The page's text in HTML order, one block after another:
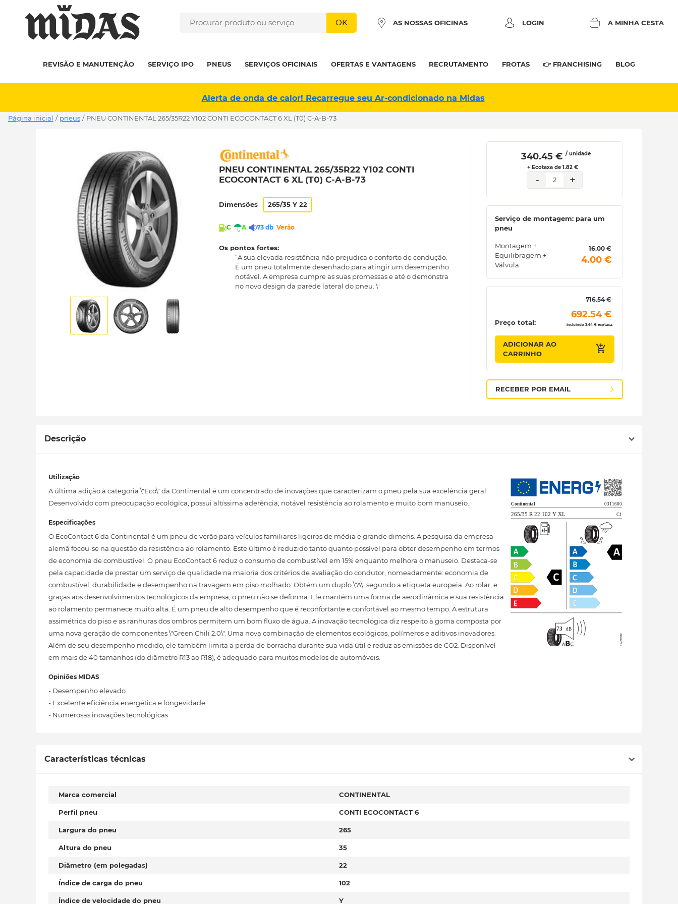
OK AS NOSSAS OFICINAS LOGIN A MINHA CESTA
REVISÃO E MANUTENÇÃO SERVIÇO IPO PNEUS SERVIÇOS OFICINAIS OFERTAS E VANTAGENS RECRUTAMENTO FROTAS 👉 FRANCHISING BLOG
Alerta de onda de calor! Recarregue seu Ar-condicionado na Midas
Página inicial / pneus / PNEU CONTINENTAL 265/35R22 Y102 CONTI ECOCONTACT 6 XL (T0) C-A-B-73
PNEU CONTINENTAL 265/35R22 Y102 CONTI
ECOCONTACT 6 XL (T0) C-A-B-73
Dimensões 265/35 Y 22
C A 73 db Verão
Os pontos fortes:
“A sua elevada resistência não prejudica o conforto de condução.
É um pneu totalmente desenhado para atingir um desempenho
notável. A empresa cumpre as suas promessas e até o demonstra
no novo design da parede lateral do pneu. \"
340.45 € / unidade
+ Ecotaxa de 1.82 €
- 2 +
Serviço de montagem: para um
pneu
Montagem +
Equilibragem +
Válvula
16.00 €
4.00 €
Preço total:
716.54 €
692.54 €
Incluindo 3.64 € ecotaxa.
ADICIONAR AO
CARRINHO
RECEBER POR EMAIL
Descrição
Utilização
A última adição à categoria \"Eco\" da Continental é um concentrado de inovações que caracterizam o pneu pela sua excelência geral.
Desenvolvido com preocupação ecológica, possui altíssima aderência, notável resistência ao rolamento e muito bom manuseio..
Especificações
O EcoContact 6 da Continental é um pneu de verão para veículos familiares ligeiros de média e grande dimens. A pesquisa da empresa
alemã focou-se na questão da resistência ao rolamento. Este último é reduzido tanto quanto possível para obter desempenho em termos
de economia de combustível. O pneu EcoContact 6 reduz o consumo de combustível em 15% enquanto melhora o manuseio. Destaca-se
pela capacidade de prestar um serviço de qualidade na maioria dos critérios de avaliação do condutor, nomeadamente: economia de
combustível, durabilidade e desempenho na travagem em piso molhado. Obtém um duplo \"A\" segundo a etiqueta europeia. Ao rolar, e
graças aos desenvolvimentos tecnológicos da empresa, o pneu não se deforma. Ele mantém uma forma de aerodinâmica e sua resistência
ao rolamento permanece muito alta. É um pneu de alto desempenho que é reconfortante e confortável ao mesmo tempo. A estrutura
assimétrica do piso e as ranhuras dos ombros permitem um bom fluxo de água. A inovação tecnológica diz respeito à goma composta por
uma nova geração de componentes \"Green Chili 2.0\". Uma nova combinação de elementos ecológicos, polímeros e aditivos inovadores.
Além de seu desempenho medido, ele também limita a perda de borracha durante sua vida útil e reduz as emissões de CO2. Disponível
em mais de 40 tamanhos (do diâmetro R13 ao R18), é adequado para muitos modelos de automóveis.
Opiniões MIDAS
- Desempenho elevado
- Excelente eficiência energética e longevidade
- Numerosas inovações tecnológicas
Características técnicas
Marca comercial CONTINENTAL
Perfil pneu CONTI ECOCONTACT 6
Largura do pneu 265
Altura do pneu 35
Diâmetro (em polegadas) 22
Índice de carga do pneu 102
Índice de velocidade do pneu Y